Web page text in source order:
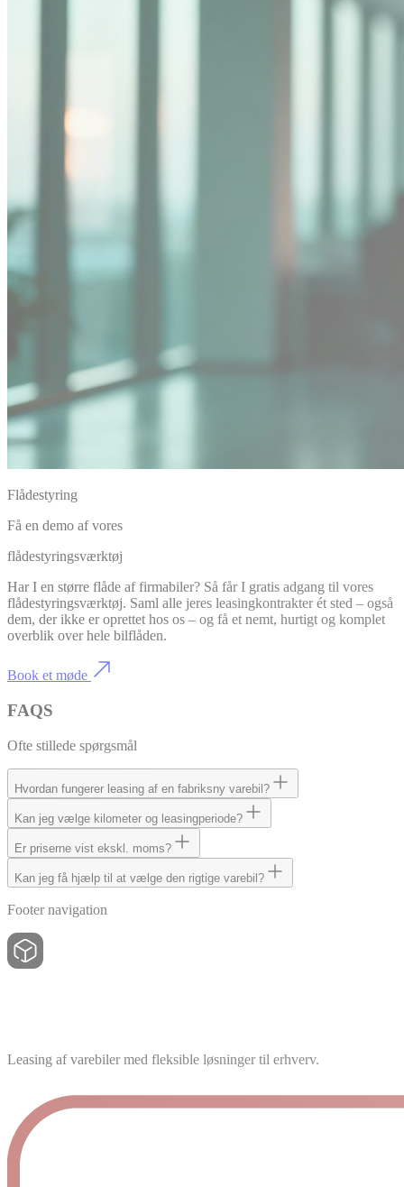
Flådestyring
Få en demo af vores
flådestyringsværktøj
Har I en større flåde af firmabiler? Så får I gratis adgang til vores
flådestyringsværktøj. Saml alle jeres leasingkontrakter ét sted – også
dem, der ikke er oprettet hos os – og få et nemt, hurtigt og komplet
overblik over hele bilflåden.
Book et møde
FAQS
Ofte stillede spørgsmål
Hvordan fungerer leasing af en fabriksny varebil?
Kan jeg vælge kilometer og leasingperiode?
Er priserne vist ekskl. moms?
Kan jeg få hjælp til at vælge den rigtige varebil?
Footer navigation
Leasing af varebiler med fleksible løsninger til erhverv.